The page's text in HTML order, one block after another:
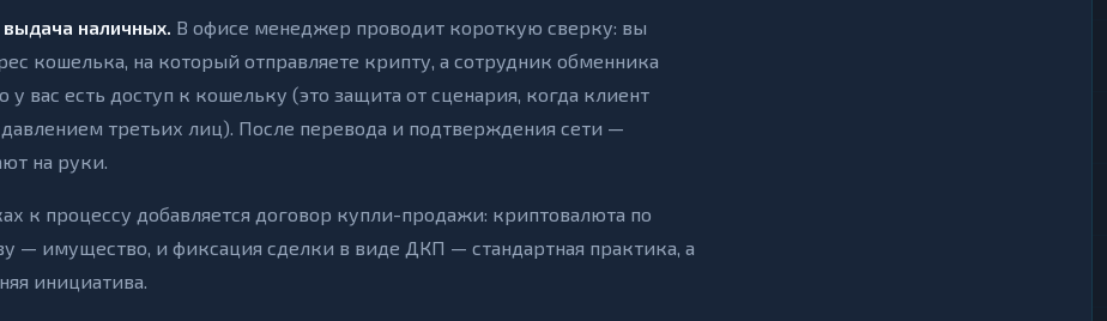
наличных. В офисе менеджер проводит короткую сверку: вы
кошелька, на который отправляете крипту, а сотрудник обменника
у вас есть доступ к кошельку (это защита от сценария, когда клиент
третьих лиц). После перевода и подтверждения сети —
на руки.
к процессу добавляется договор купли-продажи: криптовалюта по
— имущество, и фиксация сделки в виде ДКП — стандартная практика, а
инициатива.